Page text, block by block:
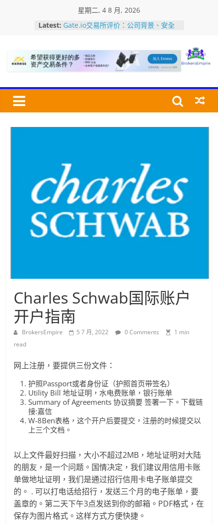
星期二, 4 8 月, 2026
Latest: 色、全球排名及优点/缺点介绍
加密货币交易所USDT充值・提币教程
美国MSB牌照是什么？如何查询MSB
加密货币交易所的深度是指什么？深度
交
易
国
Charles Schwab国际账户
开户指南
BrokersEmpire 5 7 月, 2022 0 Comments
1 min
read
网上注册，要提供三份文件：
护照Passport或者身份证（护照首页带签名）
Utility Bill 地址证明，水电费账单，银行账单
Summary of Agreements 协议摘要 签署一下。下载链
接:嘉信
W-8Ben表格，这个开户后要提交，注册的时候提交以
上三个文档。
以上文件最好扫描，大小不超过2MB，地址证明对大陆
的朋友，是一个问题。国情决定，我们建议用信用卡账
单做地址证明，我们是通过招行信用卡电子账单提交
的。 . 可以打电话给招行，发送三个月的电子账单，要
盖章的。第二天下午3点发送到你的邮箱。PDF格式，在
保存为图片格式。这样方式方便快捷。